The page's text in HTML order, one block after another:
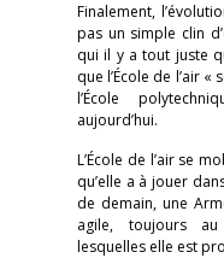
Finalement,
pas un simple clin
qui il y a tout juste
que l’École de l’air «
l’École
aujourd’hui.
L’École de l’air se
qu’elle a à jouer
de demain, une
agile, toujours
lesquelles elle est